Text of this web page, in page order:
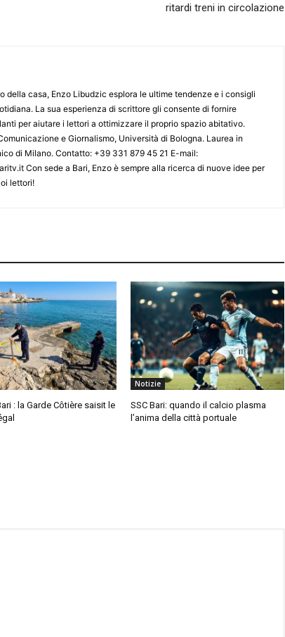
ritardi treni in circolazione
della casa, Enzo Libudzic esplora le ultime tendenze e i consigli
La sua esperienza di scrittore gli consente di fornire
per aiutare i lettori a ottimizzare il proprio spazio abitativo.
e Giornalismo, Università di Bologna. Laurea in
di Milano. Contatto: +39 331 879 45 21 E-mail:
Con sede a Bari, Enzo è sempre alla ricerca di nuove idee per
lettori!
: la Garde Côtière saisit le
Notizie
SSC Bari: quando il calcio plasma
l’anima della città portuale